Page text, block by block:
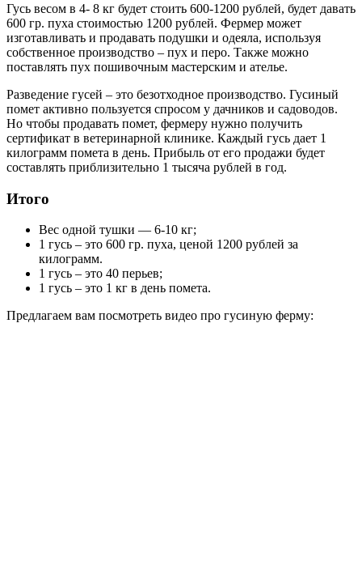
Гусь весом в 4- 8 кг будет стоить 600-1200 рублей, будет давать
600 гр. пуха стоимостью 1200 рублей. Фермер может
изготавливать и продавать подушки и одеяла, используя
собственное производство – пух и перо. Также можно
поставлять пух пошивочным мастерским и ателье.
Разведение гусей – это безотходное производство. Гусиный
помет активно пользуется спросом у дачников и садоводов.
Но чтобы продавать помет, фермеру нужно получить
сертификат в ветеринарной клинике. Каждый гусь дает 1
килограмм помета в день. Прибыль от его продажи будет
составлять приблизительно 1 тысяча рублей в год.
Итого
Вес одной тушки — 6-10 кг;
1 гусь – это 600 гр. пуха, ценой 1200 рублей за
килограмм.
1 гусь – это 40 перьев;
1 гусь – это 1 кг в день помета.
Предлагаем вам посмотреть видео про гусиную ферму: